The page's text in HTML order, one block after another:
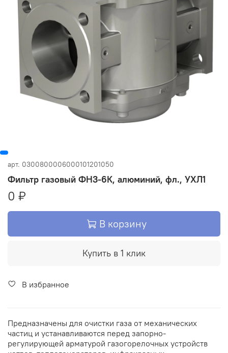
арт. 0300800006000101201050
Фильтр газовый ФН3-6К, алюминий, фл., УХЛ1
0 ₽
В корзину
Купить в 1 клик
В избранное
Предназначены для очистки газа от механических
частиц и устанавливаются перед запорно-
регулирующей арматурой газогорелочных устройств